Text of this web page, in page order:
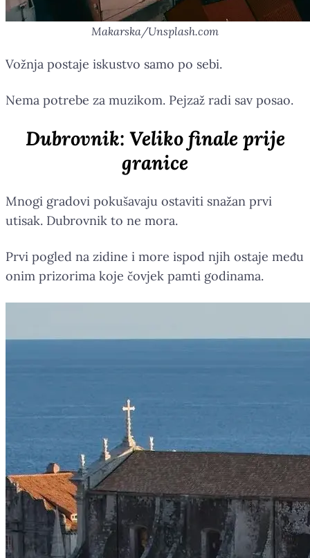
Makarska/Unsplash.com
Vožnja postaje iskustvo samo po sebi.
Nema potrebe za muzikom. Pejzaž radi sav posao.
Dubrovnik: Veliko finale prije
granice
Mnogi gradovi pokušavaju ostaviti snažan prvi
utisak. Dubrovnik to ne mora.
Prvi pogled na zidine i more ispod njih ostaje među
onim prizorima koje čovjek pamti godinama.